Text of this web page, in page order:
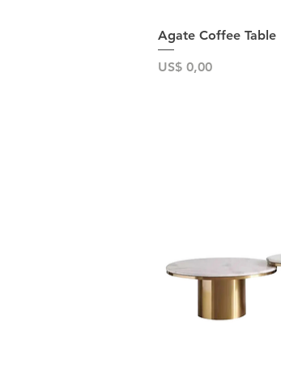
Snel overzicht
Agate Coffee Table
Prijs
US$ 0,00